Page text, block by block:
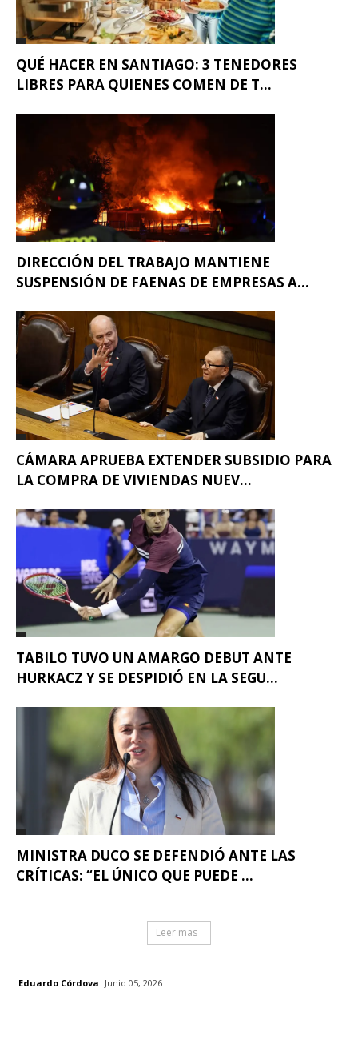
QUÉ HACER EN SANTIAGO: 3 TENEDORES
LIBRES PARA QUIENES COMEN DE T...
DIRECCIÓN DEL TRABAJO MANTIENE
SUSPENSIÓN DE FAENAS DE EMPRESAS A...
CÁMARA APRUEBA EXTENDER SUBSIDIO PARA
LA COMPRA DE VIVIENDAS NUEV...
TABILO TUVO UN AMARGO DEBUT ANTE
HURKACZ Y SE DESPIDIÓ EN LA SEGU...
MINISTRA DUCO SE DEFENDIÓ ANTE LAS
CRÍTICAS: “EL ÚNICO QUE PUEDE ...
Leer mas
Eduardo Córdova Junio 05, 2026